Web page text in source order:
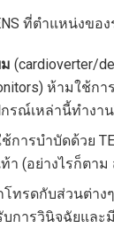
ที่ตำแหน่งขอ
(cardioverter/
ห้ามใช้ก
กรณ์เหล่านี้ทำงา
ช้การบำบัดด้วย
า (อย่างไรก็ตา
โทรดกับส่วนต่าง
การวินิจฉัยและ